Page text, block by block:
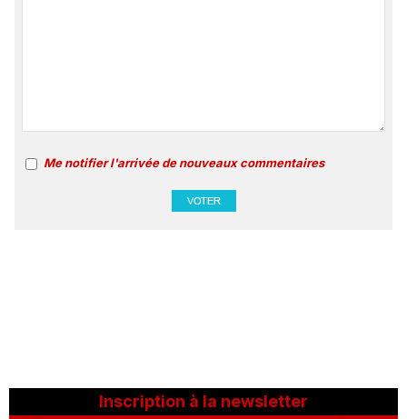
Me notifier l'arrivée de nouveaux commentaires
Inscription à la newsletter